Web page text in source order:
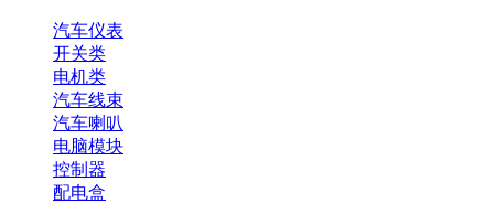
汽车仪表
开关类
电机类
汽车线束
汽车喇叭
电脑模块
控制器
配电盒